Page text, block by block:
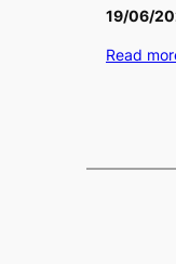
19/06/
Read